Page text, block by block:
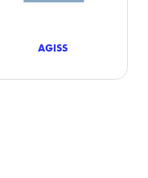
AGISS